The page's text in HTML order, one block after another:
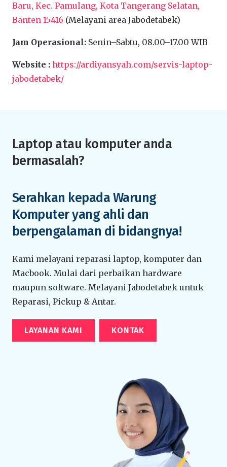
Baru, Kec. Pamulang, Kota Tangerang Selatan,
Banten 15416 (Melayani area Jabodetabek)
Jam Operasional: Senin–Sabtu, 08.00–17.00 WIB
Website : https://ardiyansyah.com/servis-laptop-
jabodetabek/
Laptop atau komputer anda
bermasalah?
Serahkan kepada Warung
Komputer yang ahli dan
berpengalaman di bidangnya!
Kami melayani reparasi laptop, komputer dan
Macbook. Mulai dari perbaikan hardware
maupun software. Melayani Jabodetabek untuk
Reparasi, Pickup & Antar.
LAYANAN KAMI KONTAK